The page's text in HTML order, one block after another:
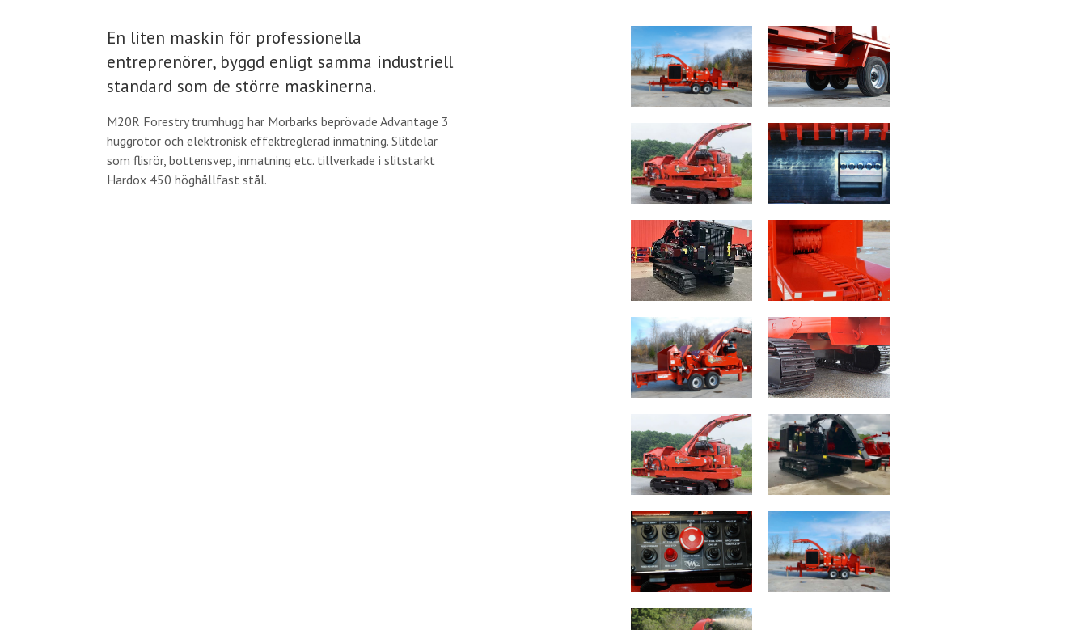
En liten maskin för professionella
entreprenörer, byggd enligt samma industriell
standard som de större maskinerna.
M20R Forestry trumhugg har Morbarks beprövade Advantage 3
huggrotor och elektronisk effektreglerad inmatning. Slitdelar
som flisrör, bottensvep, inmatning etc. tillverkade i slitstarkt
Hardox 450 höghållfast stål.